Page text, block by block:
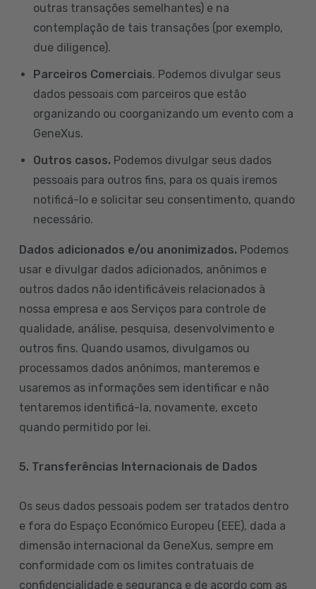
outras transações semelhantes) e na
contemplação de tais transações (por exemplo,
due diligence).
Parceiros Comerciais. Podemos divulgar seus
dados pessoais com parceiros que estão
organizando ou coorganizando um evento com a
GeneXus.
Outros casos. Podemos divulgar seus dados
pessoais para outros fins, para os quais iremos
notificá-lo e solicitar seu consentimento, quando
necessário.
Dados adicionados e/ou anonimizados. Podemos
usar e divulgar dados adicionados, anônimos e
outros dados não identificáveis relacionados à
nossa empresa e aos Serviços para controle de
qualidade, análise, pesquisa, desenvolvimento e
outros fins. Quando usamos, divulgamos ou
processamos dados anônimos, manteremos e
usaremos as informações sem identificar e não
tentaremos identificá-la, novamente, exceto
quando permitido por lei.
5. Transferências Internacionais de Dados
Os seus dados pessoais podem ser tratados dentro
e fora do Espaço Económico Europeu (EEE), dada a
dimensão internacional da GeneXus, sempre em
conformidade com os limites contratuais de
confidencialidade e segurança e de acordo com as